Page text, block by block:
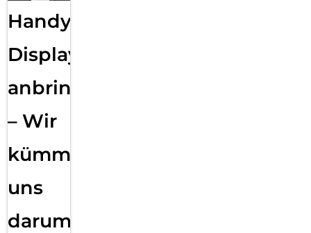
Handy
Displayfolie
anbringen
– Wir
kümmern
uns
darum!